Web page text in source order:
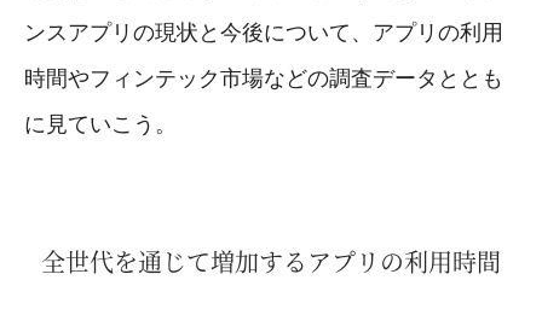
ンスアプリの現状と今後について、アプリの利用
時間やフィンテック市場などの調査データととも
に見ていこう。
全世代を通じて増加するアプリの利用時間